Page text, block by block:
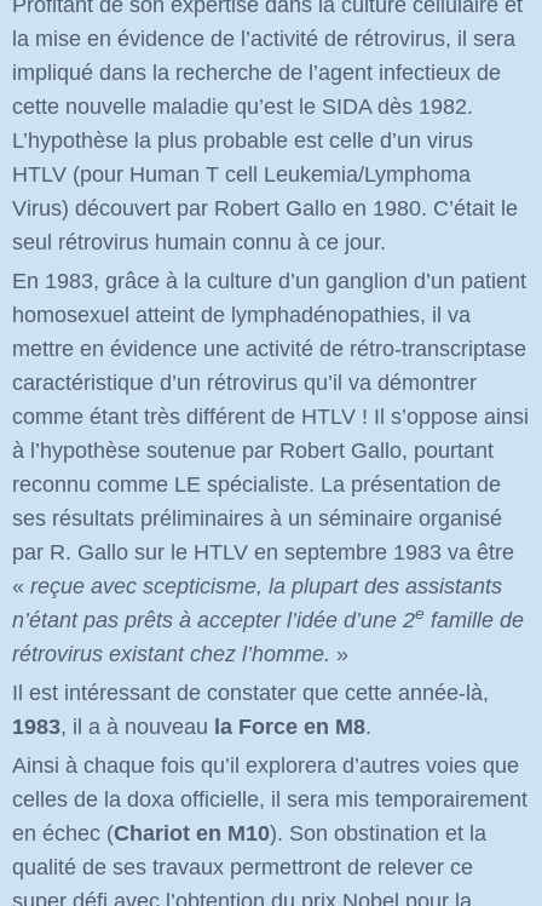
la mise en évidence de l’activité de rétrovirus, il sera
impliqué dans la recherche de l’agent infectieux de
cette nouvelle maladie qu’est le SIDA dès 1982.
L’hypothèse la plus probable est celle d’un virus
HTLV (pour Human T cell Leukemia/Lymphoma
Virus) découvert par Robert Gallo en 1980. C’était le
seul rétrovirus humain connu à ce jour.
En 1983, grâce à la culture d’un ganglion d’un patient
homosexuel atteint de lymphadénopathies, il va
mettre en évidence une activité de rétro-transcriptase
caractéristique d’un rétrovirus qu’il va démontrer
comme étant très différent de HTLV ! Il s’oppose ainsi
à l’hypothèse soutenue par Robert Gallo, pourtant
reconnu comme LE spécialiste. La présentation de
ses résultats préliminaires à un séminaire organisé
par R. Gallo sur le HTLV en septembre 1983 va être
« reçue avec scepticisme, la plupart des assistants
n’étant pas prêts à accepter l’idée d’une 2e famille de
rétrovirus existant chez l’homme. »
Il est intéressant de constater que cette année-là,
1983, il a à nouveau la Force en M8.
Ainsi à chaque fois qu’il explorera d’autres voies que
celles de la doxa officielle, il sera mis temporairement
en échec (Chariot en M10). Son obstination et la
qualité de ses travaux permettront de relever ce
super défi avec l’obtention du prix Nobel pour la